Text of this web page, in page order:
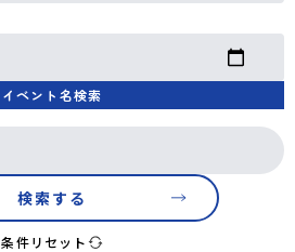
イベント名検索
検索する
条件リセット